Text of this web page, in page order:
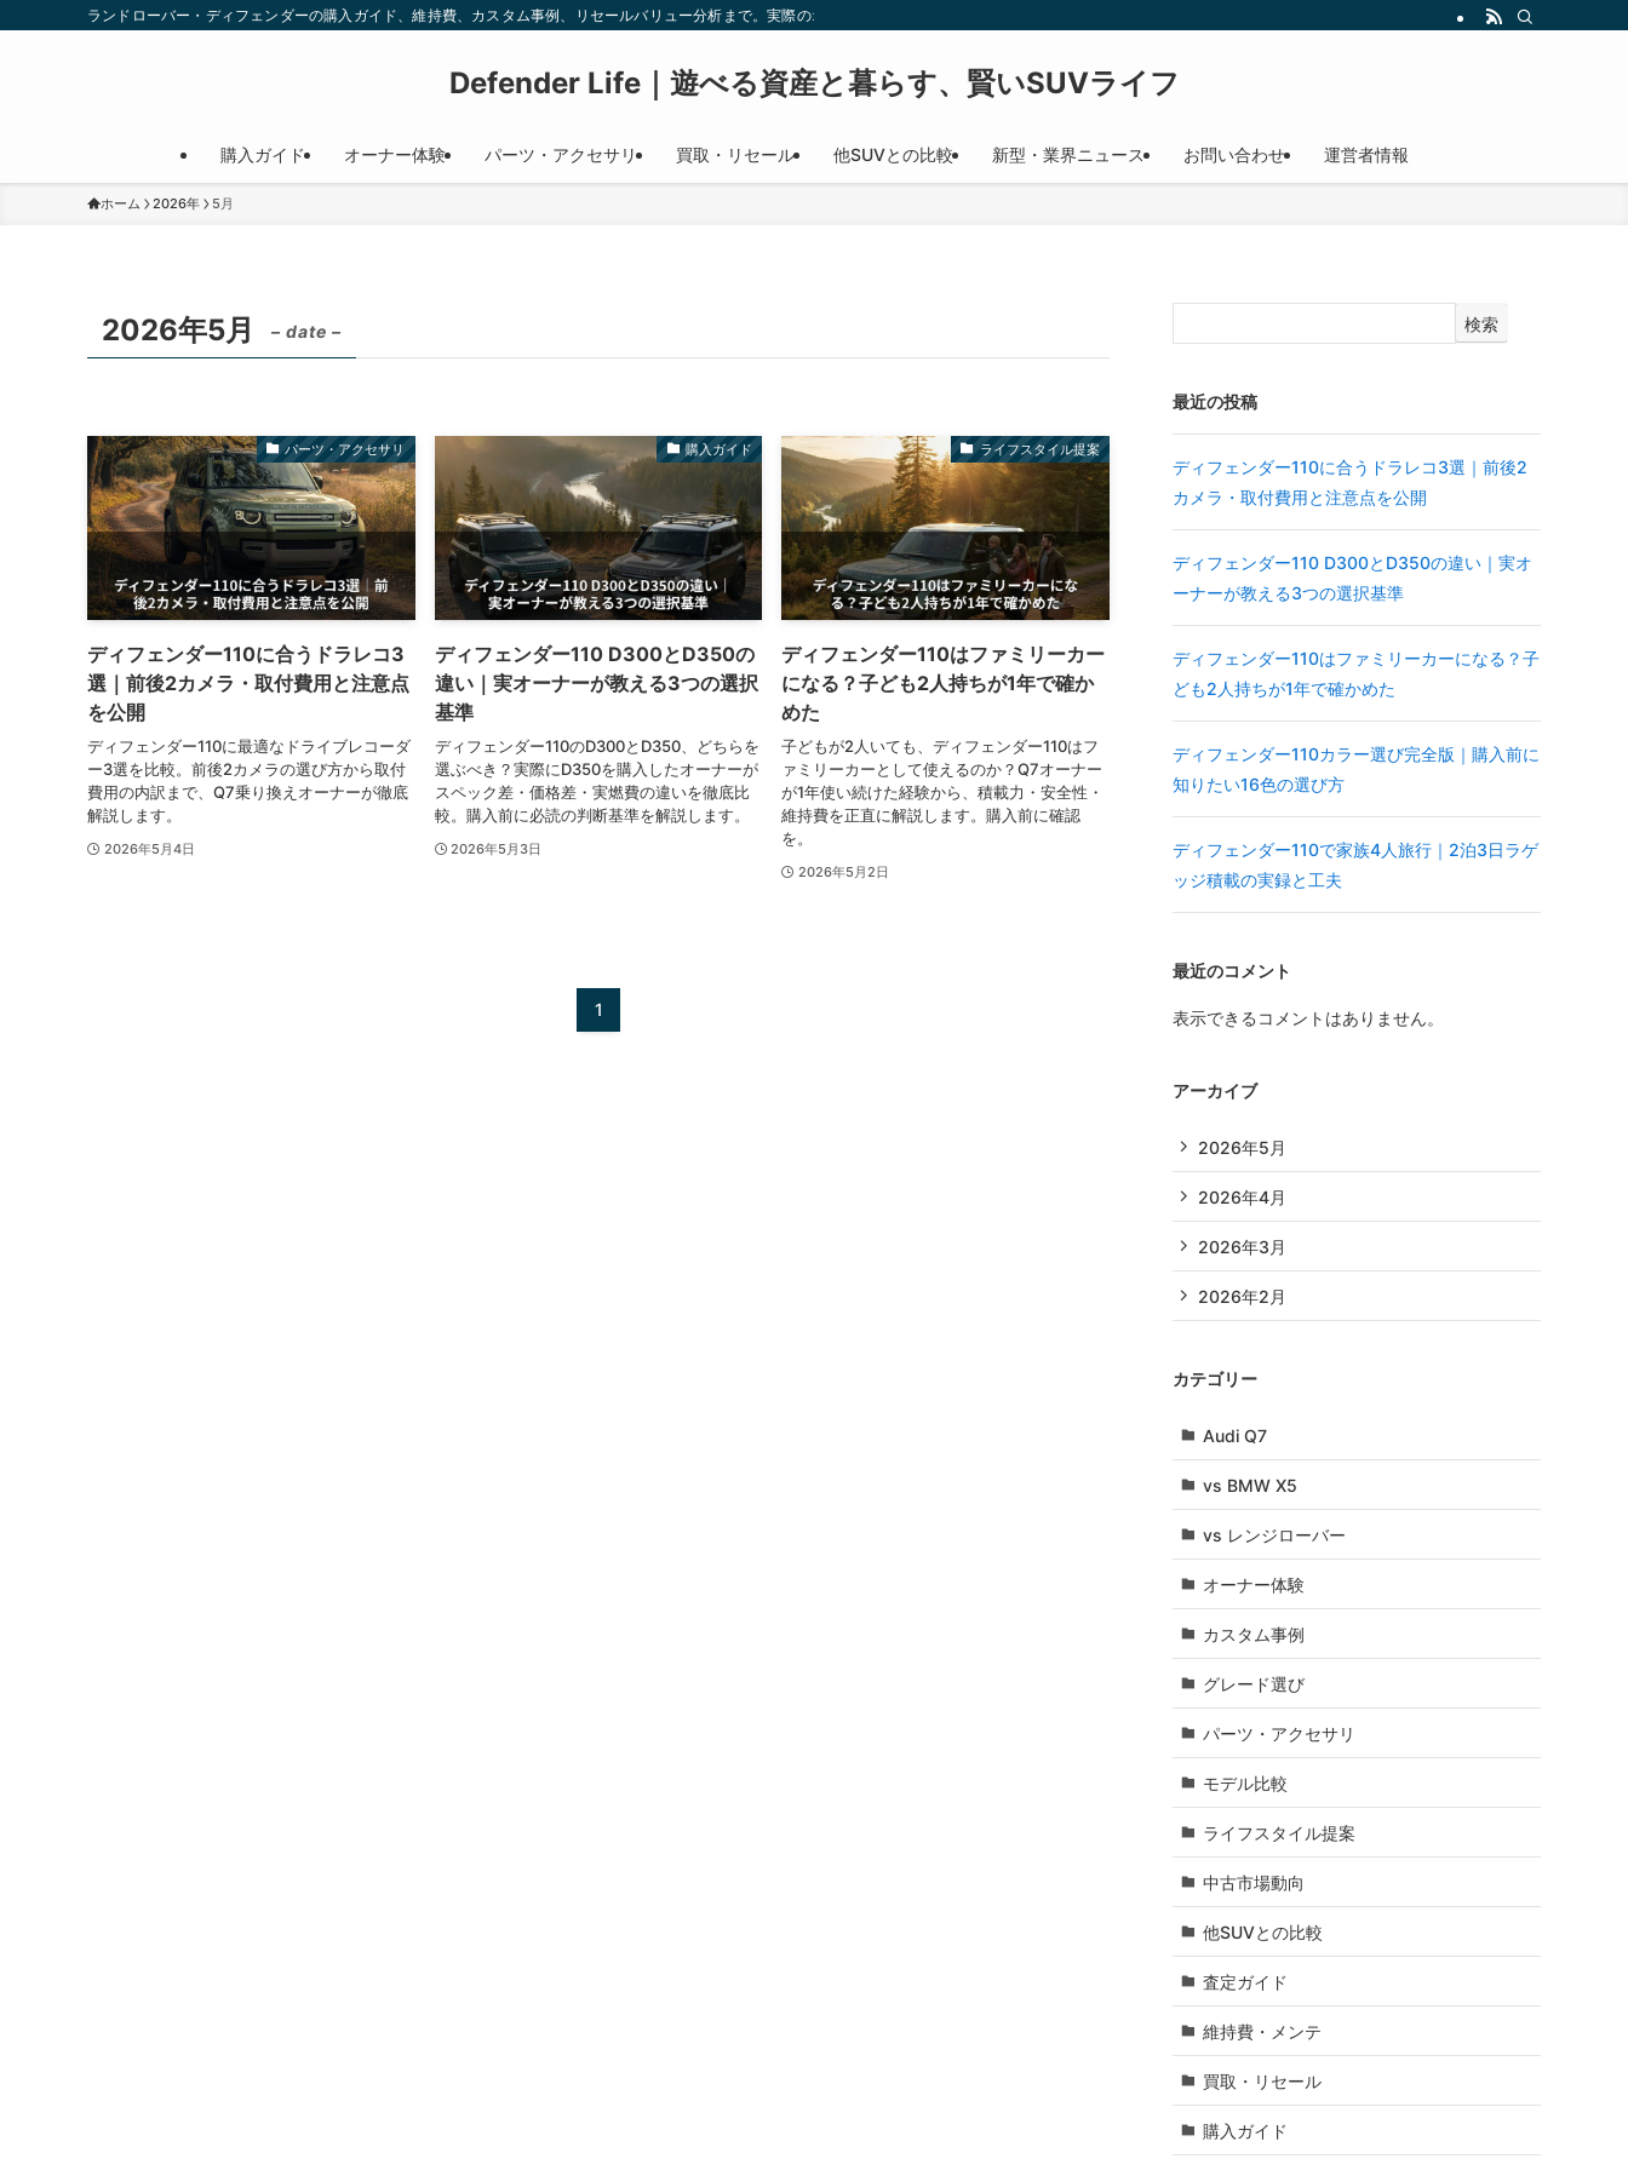
ランドローバー・ディフェンダーの購入ガイド、維持費、カスタム事例、リセールバリュー分析まで。実際のオーナーが語る、ディフェンダーライフのリアルをお届けします。納車待ちの方、購入検討中の方必見。
Defender Life｜遊べる資産と暮らす、賢いSUVライフ
購入ガイド オーナー体験 パーツ・アクセサリ 買取・リセール 他SUVとの比較 新型・業界ニュース お問い合わせ 運営者情報
ホーム 2026年 5月
2026年5月 – date –
パーツ・アクセサリ
ディフェンダー110に合うドラレコ3
選｜前後2カメラ・取付費用と注意点
を公開
ディフェンダー110に最適なドライブレコーダ
ー3選を比較。前後2カメラの選び方から取付
費用の内訳まで、Q7乗り換えオーナーが徹底
解説します。
2026年5月4日
購入ガイド
ディフェンダー110 D300とD350の
違い｜実オーナーが教える3つの選択
基準
ディフェンダー110のD300とD350、どちらを
選ぶべき？実際にD350を購入したオーナーが
スペック差・価格差・実燃費の違いを徹底比
較。購入前に必読の判断基準を解説します。
2026年5月3日
ライフスタイル提案
ディフェンダー110はファミリーカー
になる？子ども2人持ちが1年で確か
めた
子どもが2人いても、ディフェンダー110はフ
ァミリーカーとして使えるのか？Q7オーナー
が1年使い続けた経験から、積載力・安全性・
維持費を正直に解説します。購入前に確認
を。
2026年5月2日
1
検索
最近の投稿
ディフェンダー110に合うドラレコ3選｜前後2
カメラ・取付費用と注意点を公開
ディフェンダー110 D300とD350の違い｜実オ
ーナーが教える3つの選択基準
ディフェンダー110はファミリーカーになる？子
ども2人持ちが1年で確かめた
ディフェンダー110カラー選び完全版｜購入前に
知りたい16色の選び方
ディフェンダー110で家族4人旅行｜2泊3日ラゲ
ッジ積載の実録と工夫
最近のコメント
表示できるコメントはありません。
アーカイブ
2026年5月
2026年4月
2026年3月
2026年2月
カテゴリー
Audi Q7
vs BMW X5
vs レンジローバー
オーナー体験
カスタム事例
グレード選び
パーツ・アクセサリ
モデル比較
ライフスタイル提案
中古市場動向
他SUVとの比較
査定ガイド
維持費・メンテ
買取・リセール
購入ガイド